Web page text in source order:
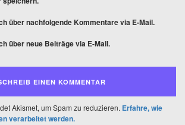
über nachfolgende Kommentare via E-Mail.
über neue Beiträge via E-Mail.
Akismet, um Spam zu reduzieren. Erfahre, wie
verarbeitet werden.